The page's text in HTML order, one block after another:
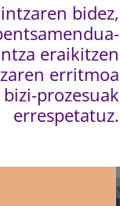
bidez,
eraikitzen
erritmoa
prozesuak
errespetatuz.